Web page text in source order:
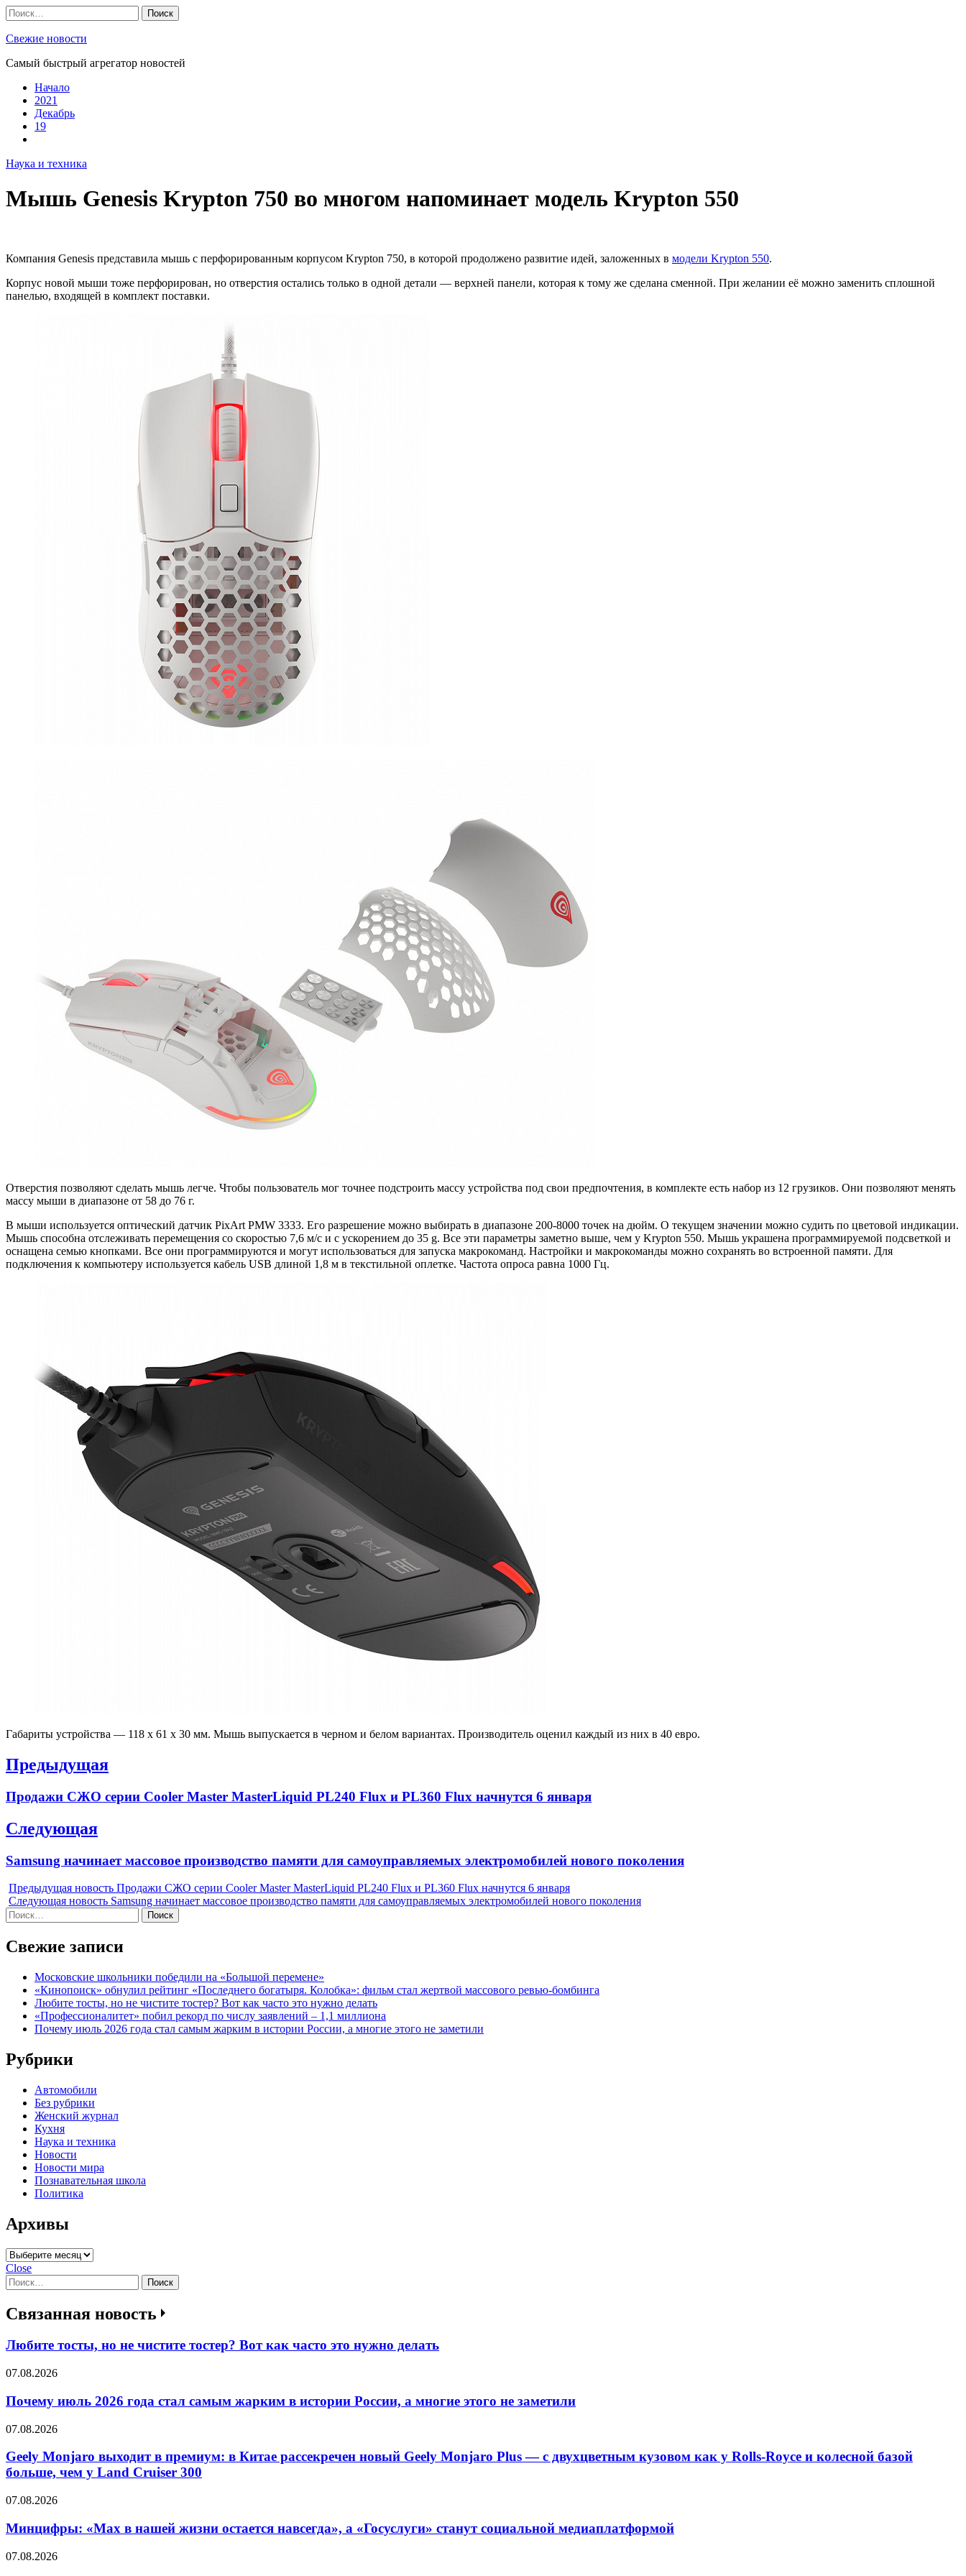
Skip
to
content
Найти:
Свежие новости
Самый быстрый агрегатор новостей
Начало
2021
Декабрь
19
Наука и техника
Мышь Genesis Krypton 750 во многом напоминает модель Krypton 550
Компания Genesis представила мышь с перфорированным корпусом Krypton 750, в которой продолжено развитие идей, заложенных в модели Krypton 550.
Корпус новой мыши тоже перфорирован, но отверстия остались только в одной детали — верхней панели, которая к тому же сделана сменной. При желании её можно заменить сплошной
панелью, входящей в комплект поставки.
Отверстия позволяют сделать мышь легче. Чтобы пользователь мог точнее подстроить массу устройства под свои предпочтения, в комплекте есть набор из 12 грузиков. Они позволяют менять
массу мыши в диапазоне от 58 до 76 г.
В мыши используется оптический датчик PixArt PMW 3333. Его разрешение можно выбирать в диапазоне 200-8000 точек на дюйм. О текущем значении можно судить по цветовой индикации.
Мышь способна отслеживать перемещения со скоростью 7,6 м/с и с ускорением до 35 g. Все эти параметры заметно выше, чем у Krypton 550. Мышь украшена программируемой подсветкой и
оснащена семью кнопками. Все они программируются и могут использоваться для запуска макрокоманд. Настройки и макрокоманды можно сохранять во встроенной памяти. Для
подключения к компьютеру используется кабель USB длиной 1,8 м в текстильной оплетке. Частота опроса равна 1000 Гц.
Габариты устройства — 118 x 61 x 30 мм. Мышь выпускается в черном и белом вариантах. Производитель оценил каждый из них в 40 евро.
Навигация
записям
Предыдущая
Previous
post:
Продажи СЖО серии Cooler Master MasterLiquid PL240 Flux и PL360 Flux начнутся 6 января
Следующая
Next
Samsung начинает массовое производство памяти для самоуправляемых электромобилей нового поколения
Предыдущая новость Продажи СЖО серии Cooler Master MasterLiquid PL240 Flux и PL360 Flux начнутся 6 января
Следующая новость Samsung начинает массовое производство памяти для самоуправляемых электромобилей нового поколения
Найти:
Свежие записи
Московские школьники победили на «Большой перемене»
«Кинопоиск» обнулил рейтинг «Последнего богатыря. Колобка»: фильм стал жертвой массового ревью-бомбинга
Любите тосты, но не чистите тостер? Вот как часто это нужно делать
«Профессионалитет» побил рекорд по числу заявлений – 1,1 миллиона
Почему июль 2026 года стал самым жарким в истории России, а многие этого не заметили
Рубрики
Автомобили
Без рубрики
Женский журнал
Кухня
Наука и техника
Новости
Новости мира
Познавательная школа
Политика
Архивы
Архивы
Close
Найти:
Связанная новость
Любите тосты, но не чистите тостер? Вот как часто это нужно делать
07.08.2026
Почему июль 2026 года стал самым жарким в истории России, а многие этого не заметили
07.08.2026
Geely Monjaro выходит в премиум: в Китае рассекречен новый Geely Monjaro Plus — с двухцветным кузовом как у Rolls-Royce и колесной базой
больше, чем у Land Cruiser 300
07.08.2026
Минцифры: «Max в нашей жизни остается навсегда», а «Госуслуги» станут социальной медиаплатформой
07.08.2026